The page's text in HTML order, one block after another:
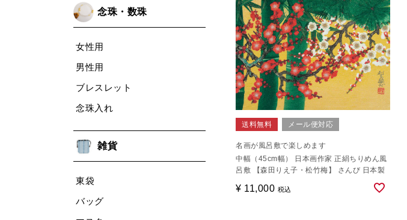
念珠・数珠
女性用
男性用
ブレスレット
念珠入れ
雑貨
東袋
バッグ
送料無料 メール便対応
名画が風呂敷で楽しめます
中幅（45cm幅） 日本画作家 正絹ちりめん風
呂敷 【森田りえ子・松竹梅】 さんび 日本製
¥ 11,000 税込